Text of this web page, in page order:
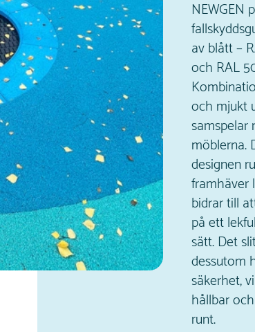
NEWGEN
av blått –
och RAL
och mjukt
samspelar
möblerna.
designen
framhäver
bidrar till
på ett
sätt. Det
dessutom
säkerhet,
hållbar
runt.